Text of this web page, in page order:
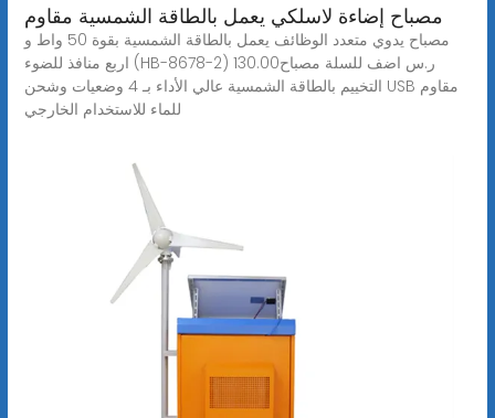
مصباح إضاءة لاسلكي يعمل بالطاقة الشمسية مقاوم
مصباح يدوي متعدد الوظائف يعمل بالطاقة الشمسية بقوة 50 واط و
اربع منافذ للضوء (HB-8678-2) 130.00ر.س اضف للسلة مصباح
التخييم بالطاقة الشمسية عالي الأداء بـ 4 وضعيات وشحن USB مقاوم
للماء للاستخدام الخارجي